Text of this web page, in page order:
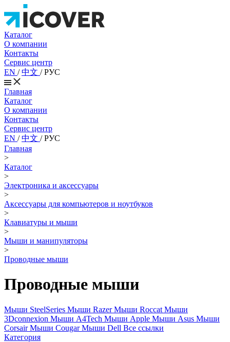
Каталог
О компании
Контакты
Сервис центр
EN /中文 /РУС
Главная
Каталог
О компании
Контакты
Сервис центр
EN /中文 /РУС
Главная
>
Каталог
>
Электроника и аксессуары
>
Аксессуары для компьютеров и ноутбуков
>
Клавиатуры и мыши
>
Мыши и манипуляторы
>
Проводные мыши
Проводные мыши
Мыши SteelSeries Мыши RazerМыши Roccat Мыши
3Dconnexion Мыши A4Tech Мыши Apple Мыши Asus Мыши
CorsairМыши CougarМыши Dell Все ссылки
Категория